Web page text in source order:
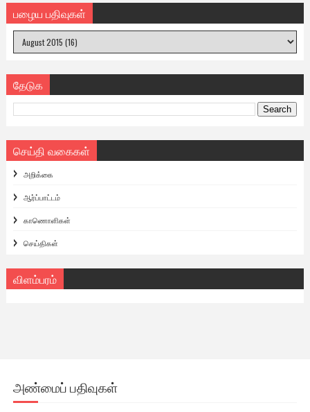
பழைய பதிவுகள்
தேடுக
செய்தி வகைகள்
அறிக்கை
ஆர்ப்பாட்டம்
காணொளிகள்
செய்திகள்
விளம்பரம்
அண்மைப் பதிவுகள்